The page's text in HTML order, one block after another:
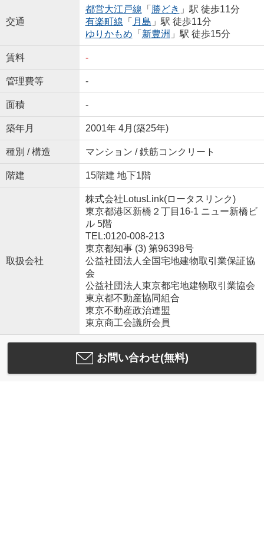
交通
都営大江戸線 「 勝どき 」駅 徒歩11分
有楽町線 「 月島 」駅 徒歩11分
ゆりかもめ 「 新豊洲 」駅 徒歩15分
賃料 -
管理費等 -
面積 -
築年月 2001年 4月(築25年)
種別 / 構造 マンション / 鉄筋コンクリート
階建 15階建 地下1階
取扱会社
株式会社LotusLink(ロータスリンク)
東京都港区新橋２丁目16-1 ニュー新橋ビ
ル 5階
TEL:0120-008-213
東京都知事 (3) 第96398号
公益社団法人全国宅地建物取引業保証協
会
公益社団法人東京都宅地建物取引業協会
東京都不動産協同組合
東京不動産政治連盟
東京商工会議所会員
お問い合わせ(無料)